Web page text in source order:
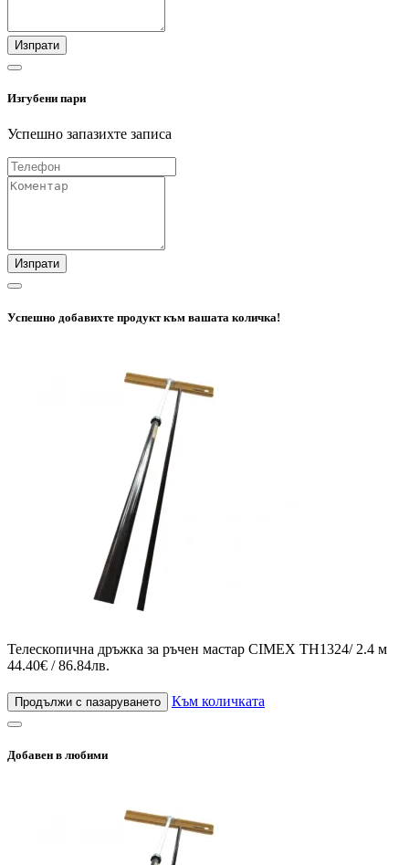
Изпрати
Изгубени пари
Успешно запазихте записа
Изпрати
Успешно добавихте продукт към вашата количка!
Телескопична дръжка за ръчен мастар CIMEX TH1324/ 2.4 м
44.40€ / 86.84лв.
Продължи с пазаруването Към количката
Добавен в любими